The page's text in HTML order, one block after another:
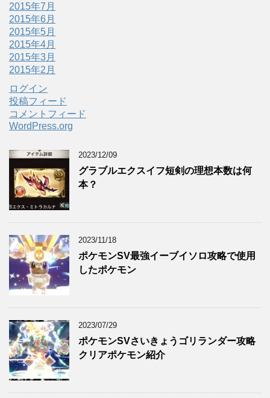
2015年7月
2015年6月
2015年5月
2015年4月
2015年3月
2015年2月
ログイン
投稿フィード
コメントフィード
WordPress.org
2023/12/09
グラブルエクスイフ短剣の理想本数は何
本？
2023/11/18
ポケモンSV最強イーブイソロ攻略で使用
したポケモン
2023/07/29
ポケモンSVさいきょうゴリランダー攻略
クリアポケモン紹介